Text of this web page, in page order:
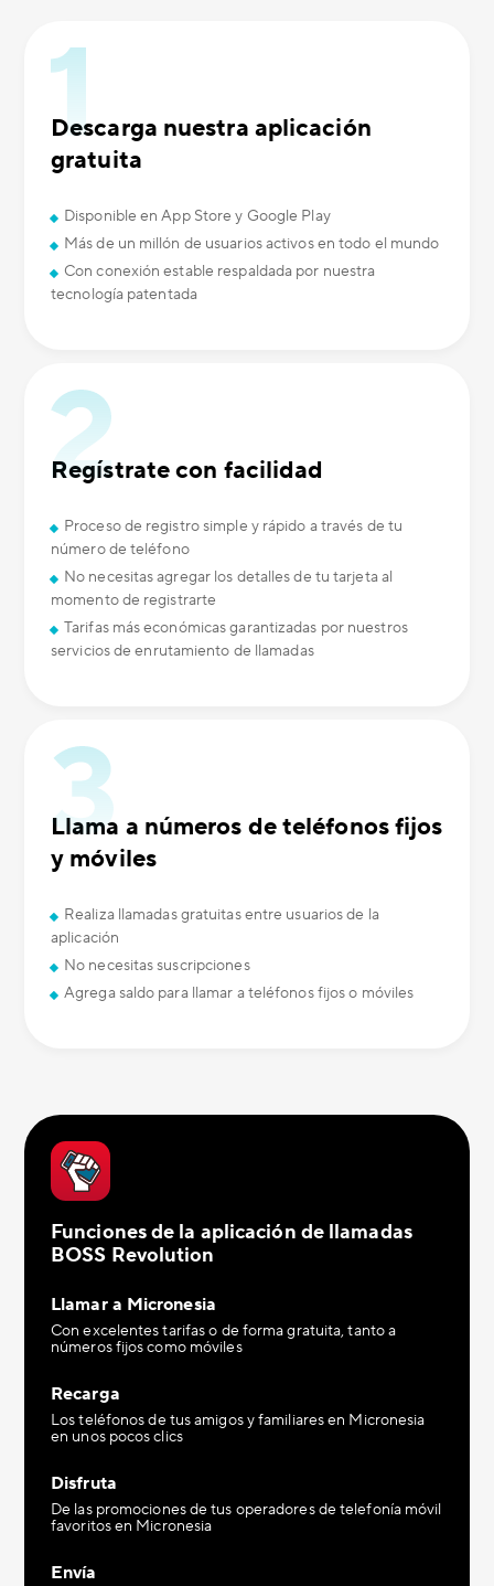
Descarga nuestra aplicación
gratuita
Disponible en App Store y Google Play
Más de un millón de usuarios activos en todo el mundo
Con conexión estable respaldada por nuestra
tecnología patentada
Regístrate con facilidad
Proceso de registro simple y rápido a través de tu
número de teléfono
No necesitas agregar los detalles de tu tarjeta al
momento de registrarte
Tarifas más económicas garantizadas por nuestros
servicios de enrutamiento de llamadas
Llama a números de teléfonos fijos
y móviles
Realiza llamadas gratuitas entre usuarios de la
aplicación
No necesitas suscripciones
Agrega saldo para llamar a teléfonos fijos o móviles
Funciones de la aplicación de llamadas
BOSS Revolution
Llamar a Micronesia
Con excelentes tarifas o de forma gratuita, tanto a
números fijos como móviles
Recarga
Los teléfonos de tus amigos y familiares en Micronesia
en unos pocos clics
Disfruta
De las promociones de tus operadores de telefonía móvil
favoritos en Micronesia
Envía